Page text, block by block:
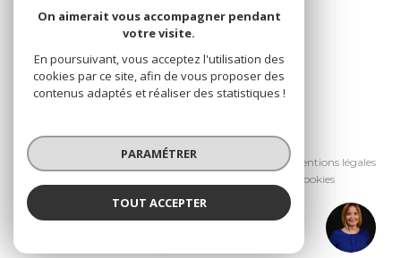
Annabelle Delettres
© 2026 | Tous droits réservés
Nos honoraires
Nos partenaires
Mentions légales
Cookies
On aimerait vous accompagner pendant
votre visite.
En poursuivant, vous acceptez l'utilisation des
cookies par ce site, afin de vous proposer des
contenus adaptés et réaliser des statistiques !
PARAMÉTRER
TOUT ACCEPTER